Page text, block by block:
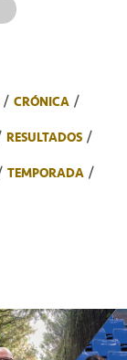
CRÓNICA
RESULTADOS
TEMPORADA